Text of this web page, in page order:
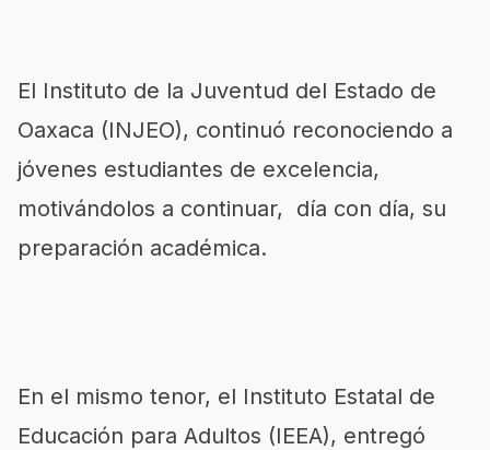
El Instituto de la Juventud del Estado de
Oaxaca (INJEO), continuó reconociendo a
jóvenes estudiantes de excelencia,
motivándolos a continuar, día con día, su
preparación académica.
En el mismo tenor, el Instituto Estatal de
Educación para Adultos (IEEA), entregó